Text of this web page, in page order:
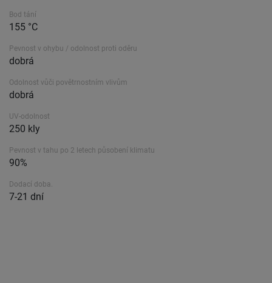
Bod tání
155 °C
Pevnost v ohybu / odolnost proti oděru
dobrá
Odolnost vůči povětrnostním vlivům
dobrá
UV-odolnost
250 kly
Pevnost v tahu po 2 letech působení klimatu
90%
Dodací doba.
7-21 dní